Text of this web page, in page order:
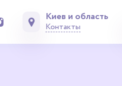
Киев и область
Контакты